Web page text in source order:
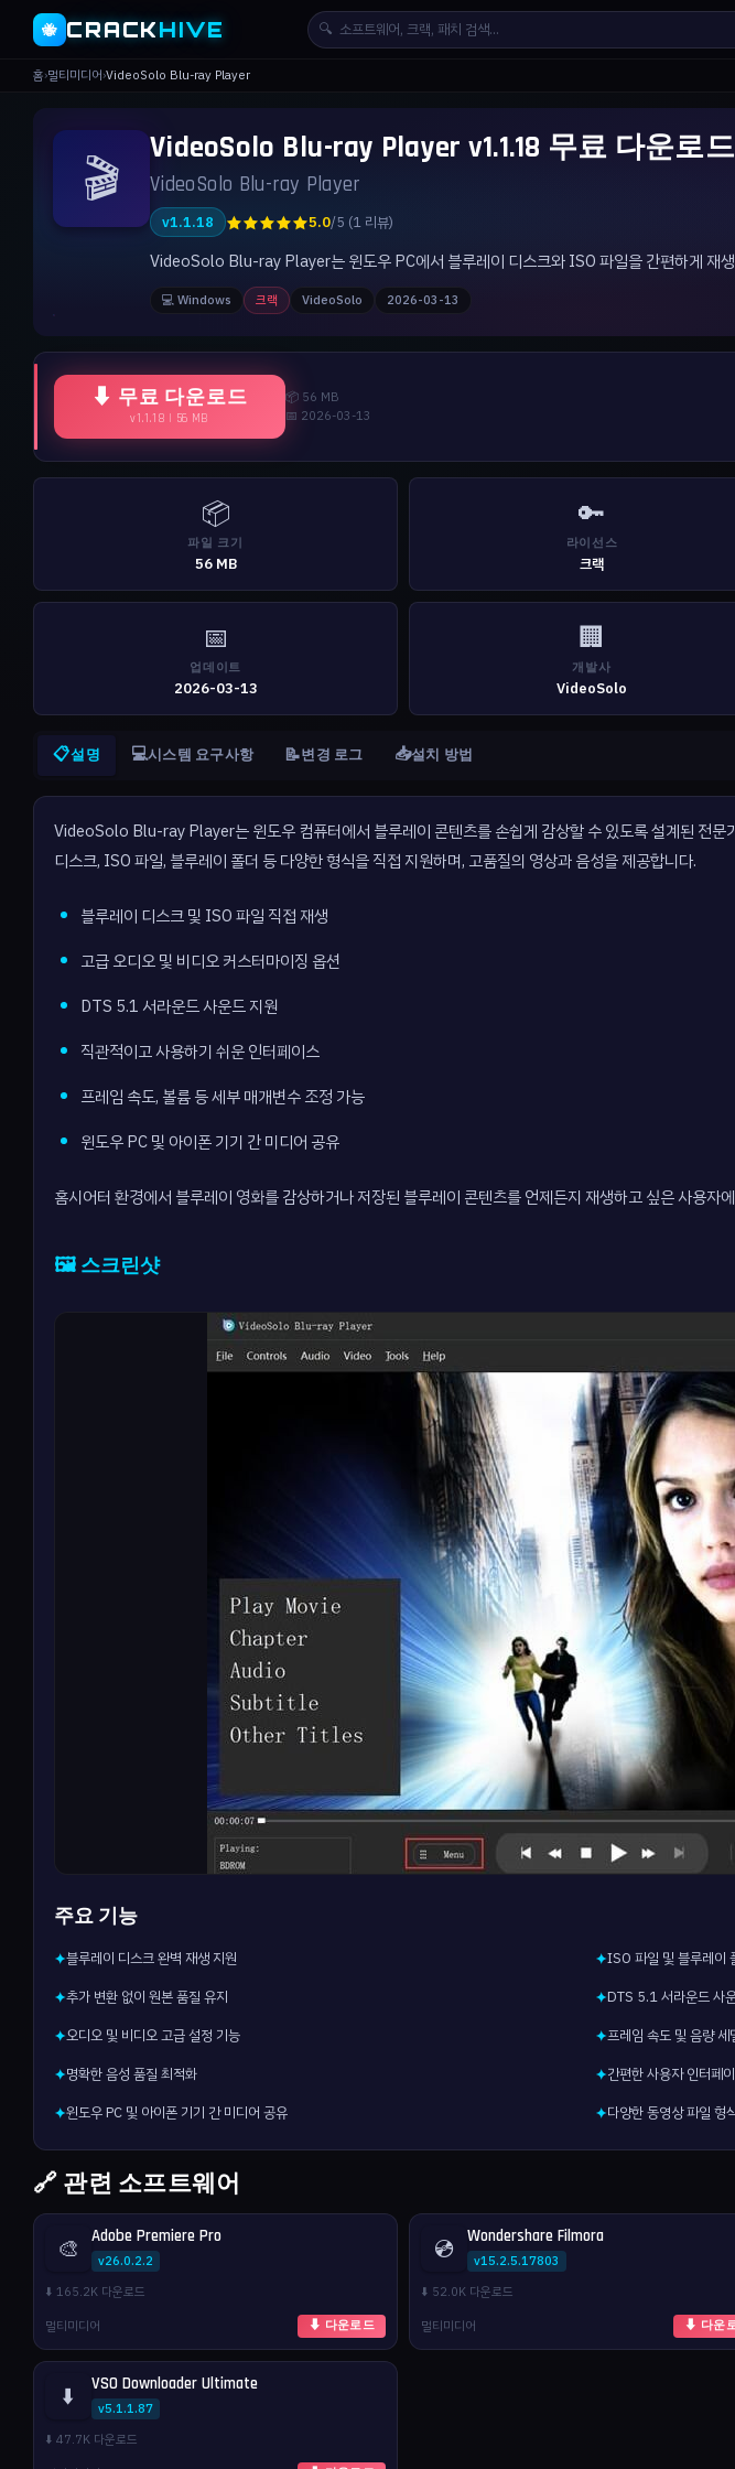
🐝 CRACKHIVE 🔍
홈›멀티미디어›VideoSolo Blu-ray Player
🎬 VideoSolo Blu-ray Player v1.1.18 무료 다운로드
VideoSolo Blu-ray Player
v1.1.18 ★★★★★5.0/5 (1 리뷰)
VideoSolo Blu-ray Player는 윈도우 PC에서 블루레이 디스크와 ISO 파일을 간편하게 재
💻 Windows 크랙 VideoSolo 2026-03-13
⬇ 무료 다운로드
v1.1.18 | 56 MB
📦 56 MB
📅 2026-03-13
📦
파일 크기
56 MB
🔑
라이선스
크랙
📅
업데이트
2026-03-13
🏢
개발사
VideoSolo
📋설명 💻시스템 요구사항 📝변경 로그 📥설치 방법
VideoSolo Blu-ray Player는 윈도우 컴퓨터에서 블루레이 콘텐츠를 손쉽게 감상할 수 있도록 설계된 전문
디스크, ISO 파일, 블루레이 폴더 등 다양한 형식을 직접 지원하며, 고품질의 영상과 음성을 제공합니다.
블루레이 디스크 및 ISO 파일 직접 재생
고급 오디오 및 비디오 커스터마이징 옵션
DTS 5.1 서라운드 사운드 지원
직관적이고 사용하기 쉬운 인터페이스
프레임 속도, 볼륨 등 세부 매개변수 조정 가능
윈도우 PC 및 아이폰 기기 간 미디어 공유
홈시어터 환경에서 블루레이 영화를 감상하거나 저장된 블루레이 콘텐츠를 언제든지 재생하고 싶은 사용자
🖼️ 스크린샷
주요 기능
✦블루레이 디스크 완벽 재생 지원 ✦ISO 파일 및 블루레이
✦추가 변환 없이 원본 품질 유지 ✦DTS 5.1 서라운드 사
✦오디오 및 비디오 고급 설정 기능 ✦프레임 속도 및 음량 세
✦명확한 음성 품질 최적화 ✦간편한 사용자 인터페
✦윈도우 PC 및 아이폰 기기 간 미디어 공유 ✦다양한 동영상 파일 형
🔗 관련 소프트웨어
🎨 Adobe Premiere Pro
v26.0.2.2
⬇️ 165.2K 다운로드
멀티미디어
⬇ 다운로드
💿 Wondershare Filmora
v15.2.5.17803
⬇️ 52.0K 다운로드
멀티미디어
⬇ 다운
⬇️ VSO Downloader Ultimate
v5.1.1.87
⬇️ 47.7K 다운로드